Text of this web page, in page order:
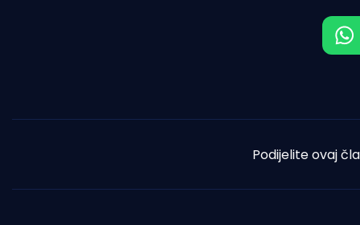
Podijelite ovaj